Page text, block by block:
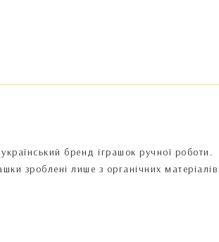
бренд іграшок ручної роботи.
зроблені лише з органічних